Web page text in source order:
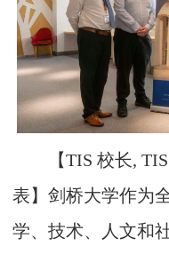
【TIS 校长, TIS
表】剑桥大学作为
学、技术、人文和